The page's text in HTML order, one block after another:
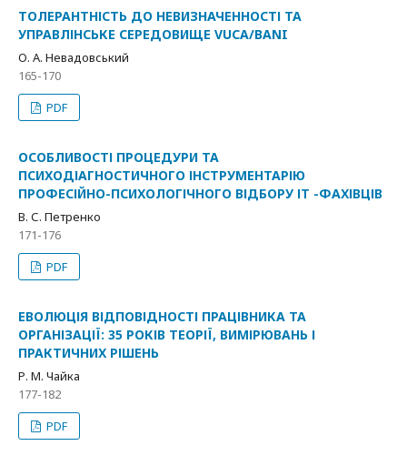
ТОЛЕРАНТНІСТЬ ДО НЕВИЗНАЧЕННОСТІ ТА
УПРАВЛІНСЬКЕ СЕРЕДОВИЩЕ VUCA/BANI
О. А. Невадовський
165-170
PDF
ОСОБЛИВОСТІ ПРОЦЕДУРИ ТА
ПСИХОДІАГНОСТИЧНОГО ІНСТРУМЕНТАРІЮ
ПРОФЕСІЙНО-ПСИХОЛОГІЧНОГО ВІДБОРУ ІТ -ФАХІВЦІВ
В. С. Петренко
171-176
PDF
ЕВОЛЮЦІЯ ВІДПОВІДНОСТІ ПРАЦІВНИКА ТА
ОРГАНІЗАЦІЇ: 35 РОКІВ ТЕОРІЇ, ВИМІРЮВАНЬ І
ПРАКТИЧНИХ РІШЕНЬ
Р. М. Чайка
177-182
PDF